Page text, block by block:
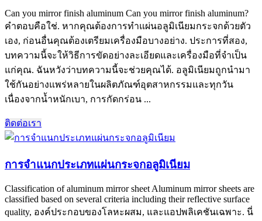
Can you mirror finish aluminum Can you mirror finish aluminum?
คำตอบคือใช่. หากคุณต้องการทำแผ่นอลูมิเนียมกระจกด้วยตัว
เอง, ก่อนอื่นคุณต้องเตรียมเครื่องมือบางอย่าง. ประการที่สอง,
บทความนี้จะให้วิธีการขัดอย่างละเอียดและเครื่องมือที่จำเป็น
แก่คุณ. ฉันหวังว่าบทความนี้จะช่วยคุณได้. อลูมิเนียมถูกนำมา
ใช้กันอย่างแพร่หลายในผลิตภัณฑ์อุตสาหกรรมและทุกวัน
เนื่องจากน้ำหนักเบา, การกัดกร่อน ...
ติดต่อเรา
การจำแนกประเภทแผ่นกระจกอลูมิเนียม
Classification of aluminum mirror sheet Aluminum mirror sheets are
classified based on several criteria including their reflective surface
quality, องค์ประกอบของโลหะผสม, และแอปพลิเคชันเฉพาะ. นี่